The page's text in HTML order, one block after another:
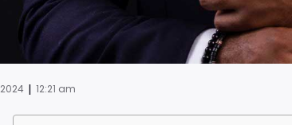
| 12:21 am